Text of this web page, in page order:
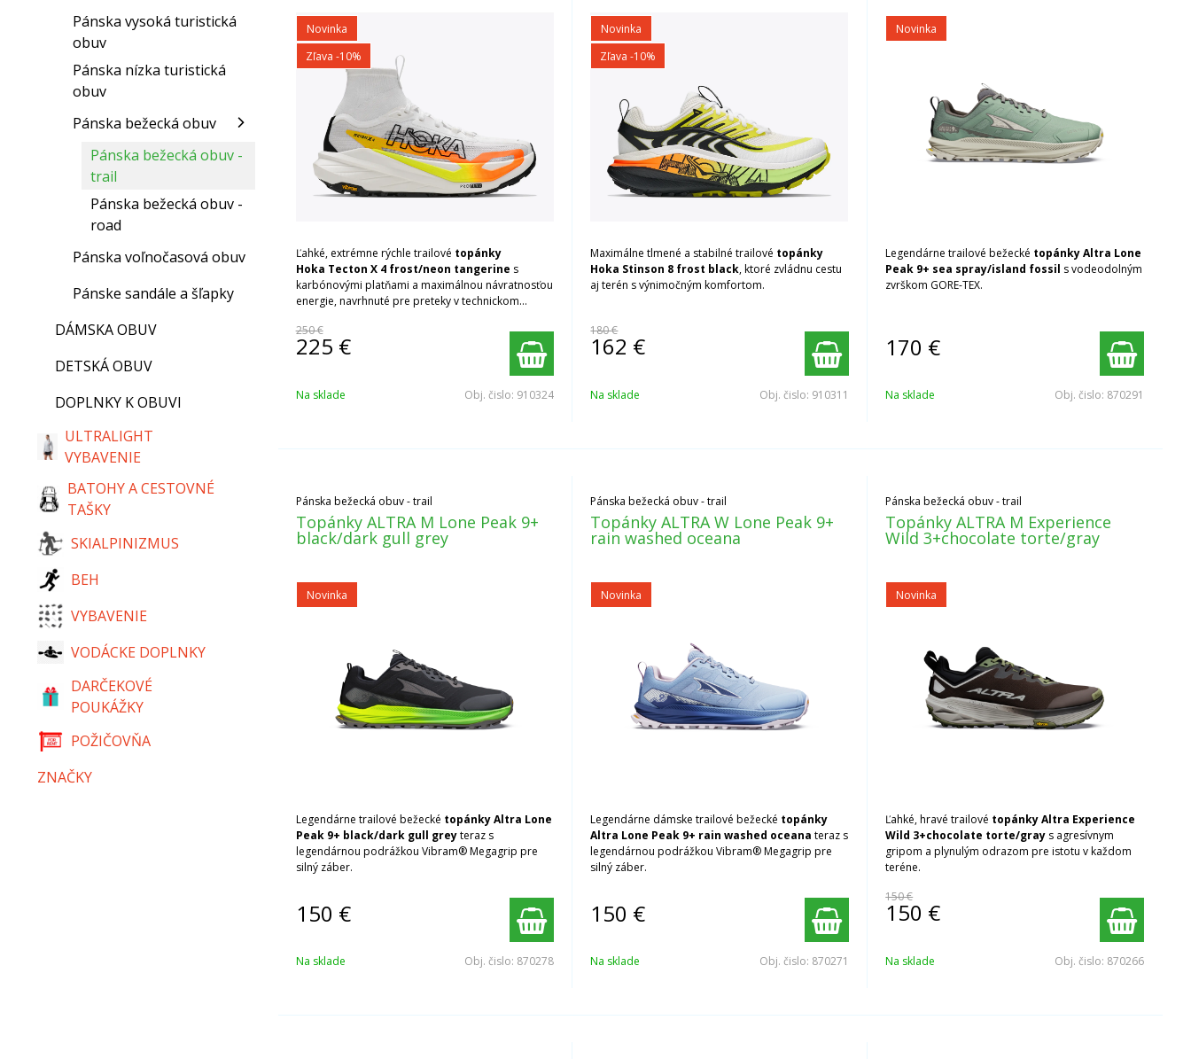
Novinka
Zľava -10%
Ľahké, extrémne rýchle trailové topánky
Hoka Tecton X 4 frost/neon tangerine s
karbónovými platňami a maximálnou návratnosťou
energie, navrhnuté pre preteky v technickom
250 €
225 €
Na sklade Obj. čislo: 910324
Novinka
Zľava -10%
Maximálne tlmené a stabilné trailové topánky
Hoka Stinson 8 frost black, ktoré zvládnu cestu
aj terén s výnimočným komfortom.
180 €
162 €
Na sklade Obj. čislo: 910311
Novinka
Legendárne trailové bežecké topánky Altra Lone
Peak 9+ sea spray/island fossil s vodeodolným
zvrškom GORE-TEX.
170 €
Na sklade Obj. čislo: 870291
Pánska bežecká obuv - trail
Topánky ALTRA M Lone Peak 9+
black/dark gull grey
Novinka
Legendárne trailové bežecké topánky Altra Lone
Peak 9+ black/dark gull greyteraz s
legendárnou podrážkou Vibram® Megagrip pre
silný záber.
150 €
Na sklade Obj. čislo: 870278
Pánska bežecká obuv - trail
Topánky ALTRA W Lone Peak 9+
rain washed oceana
Novinka
Legendárne dámske trailové bežecké topánky
Altra Lone Peak 9+ rain washed oceana teraz s
legendárnou podrážkou Vibram® Megagrip pre
silný záber.
150 €
Na sklade Obj. čislo: 870271
Pánska bežecká obuv - trail
Topánky ALTRA M Experience
Wild 3+chocolate torte/gray
Novinka
Ľahké, hravé trailové topánky Altra Experience
Wild 3+chocolate torte/gray s agresívnym
gripom a plynulým odrazom pre istotu v každom
teréne.
150 €
150 €
Na sklade Obj. čislo: 870266
Pánska vysoká turistická
obuv
Pánska nízka turistická
obuv
Pánska bežecká obuv
Pánska bežecká obuv -
trail
Pánska bežecká obuv -
road
Pánska voľnočasová obuv
Pánske sandále a šľapky
DÁMSKA OBUV
DETSKÁ OBUV
DOPLNKY K OBUVI
ULTRALIGHT
VYBAVENIE
BATOHY A CESTOVNÉ
TAŠKY
SKIALPINIZMUS
BEH
VYBAVENIE
VODÁCKE DOPLNKY
DARČEKOVÉ
POUKÁŽKY
POŽIČOVŇA
ZNAČKY